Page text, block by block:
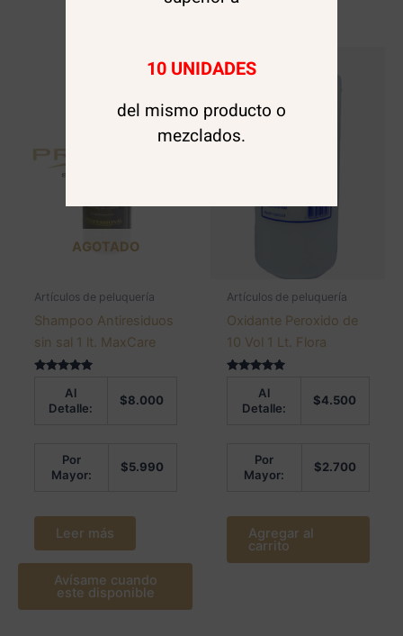
AGOTADO
Artículos de peluquería
Shampoo Antiresiduos
sin sal 1 lt. MaxCare
de 5
Al
Detalle:
$8.000
Por
Mayor:
$5.990
Leer más
Avísame cuando
este disponible
Artículos de peluquería
Oxidante Peroxido de
10 Vol 1 Lt. Flora
de 5
Al
Detalle:
$4.500
Por
Mayor:
$2.700
Agregar al
carrito
10 UNIDADES
del mismo producto o
mezclados.